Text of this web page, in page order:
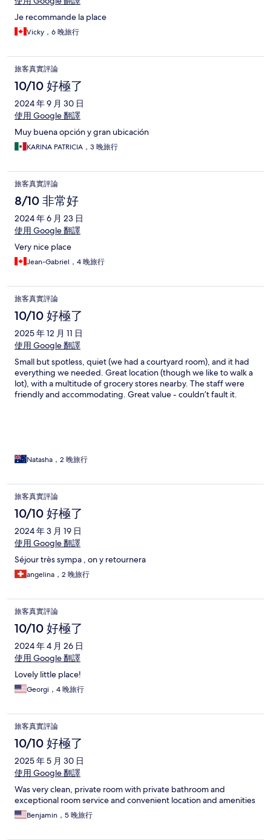
Je recommande la place
Vicky，6 晚旅行
旅客真實評論
10/10 好極了
2024 年 9 月 30 日
使用 Google 翻譯
Muy buena opción y gran ubicación
KARINA PATRICIA，3 晚旅行
旅客真實評論
8/10 非常好
2024 年 6 月 23 日
使用 Google 翻譯
Very nice place
Jean-Gabriel，4 晚旅行
旅客真實評論
10/10 好極了
2025 年 12 月 11 日
使用 Google 翻譯
Small but spotless, quiet (we had a courtyard room), and it had
everything we needed. Great location (though we like to walk a
lot), with a multitude of grocery stores nearby. The staff were
friendly and accommodating. Great value - couldn’t fault it.
Natasha，2 晚旅行
旅客真實評論
10/10 好極了
2024 年 3 月 19 日
使用 Google 翻譯
Séjour très sympa , on y retournera
angelina，2 晚旅行
旅客真實評論
10/10 好極了
2024 年 4 月 26 日
使用 Google 翻譯
Lovely little place!
Georgi，4 晚旅行
旅客真實評論
10/10 好極了
2025 年 5 月 30 日
使用 Google 翻譯
Was very clean, private room with private bathroom and
exceptional room service and convenient location and amenities
Benjamin，5 晚旅行